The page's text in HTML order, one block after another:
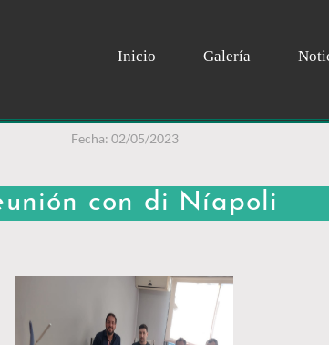
Inicio Galería
Fecha: 02/05/2023
con di Níapoli